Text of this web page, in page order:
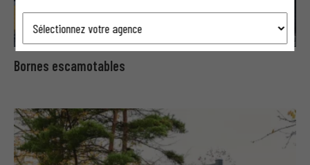
Bornes escamotables